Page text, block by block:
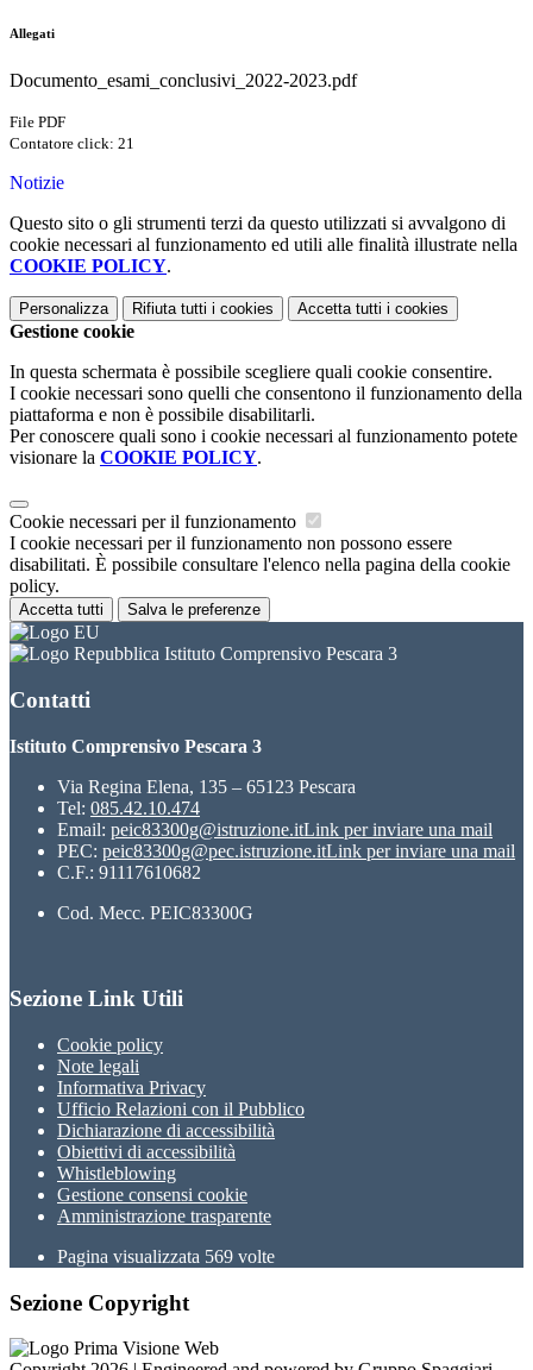
Allegati
Documento_esami_conclusivi_2022-2023.pdf
File PDF
Contatore click: 21
Notizie
Questo sito o gli strumenti terzi da questo utilizzati si avvalgono di
cookie necessari al funzionamento ed utili alle finalità illustrate nella
COOKIE POLICY.
Personalizza Rifiuta tutti i cookies Accetta tutti i cookies
Gestione cookie
In questa schermata è possibile scegliere quali cookie consentire.
I cookie necessari sono quelli che consentono il funzionamento della
piattaforma e non è possibile disabilitarli.
Per conoscere quali sono i cookie necessari al funzionamento potete
visionare la COOKIE POLICY.
Cookie necessari per il funzionamento
I cookie necessari per il funzionamento non possono essere
disabilitati. È possibile consultare l'elenco nella pagina della cookie
policy.
Accetta tutti Salva le preferenze
Istituto Comprensivo Pescara 3
Contatti
Istituto Comprensivo Pescara 3
Via Regina Elena, 135 – 65123 Pescara
Tel: 085.42.10.474
Email: peic83300g@istruzione.itLink per inviare una mail
PEC: peic83300g@pec.istruzione.itLink per inviare una mail
C.F.: 91117610682
Cod. Mecc. PEIC83300G
Sezione Link Utili
Cookie policy
Note legali
Informativa Privacy
Ufficio Relazioni con il Pubblico
Dichiarazione di accessibilità
Obiettivi di accessibilità
Whistleblowing
Gestione consensi cookie
Amministrazione trasparente
Pagina visualizzata 569 volte
Sezione Copyright